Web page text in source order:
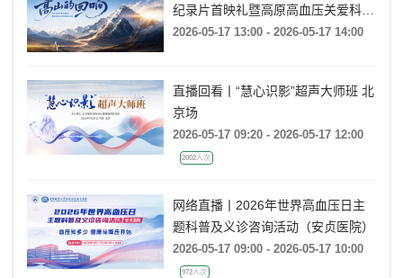
纪录片首映礼暨高原高血压关爱科普
行动
2026-05-17 13:00 - 2026-05-17 14:00
直播回看丨“慧心识影”超声大师班 北
京场
2026-05-17 09:20 - 2026-05-17 12:00
2002人次
网络直播丨2026年世界高血压日主
题科普及义诊咨询活动（安贞医院）
2026-05-17 09:00 - 2026-05-17 10:00
972人次